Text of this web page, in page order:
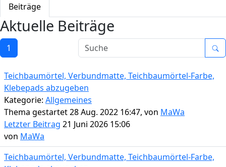
Beiträge
Aktuelle Beiträge
1
Teichbaumörtel, Verbundmatte, Teichbaumörtel-Farbe,
Klebepads abzugeben
Kategorie: Allgemeines
Thema gestartet 28 Aug. 2022 16:47, von MaWa
Letzter Beitrag 21 Juni 2026 15:06
von MaWa
Teichbaumörtel, Verbundmatte, Teichbaumörtel-Farbe,